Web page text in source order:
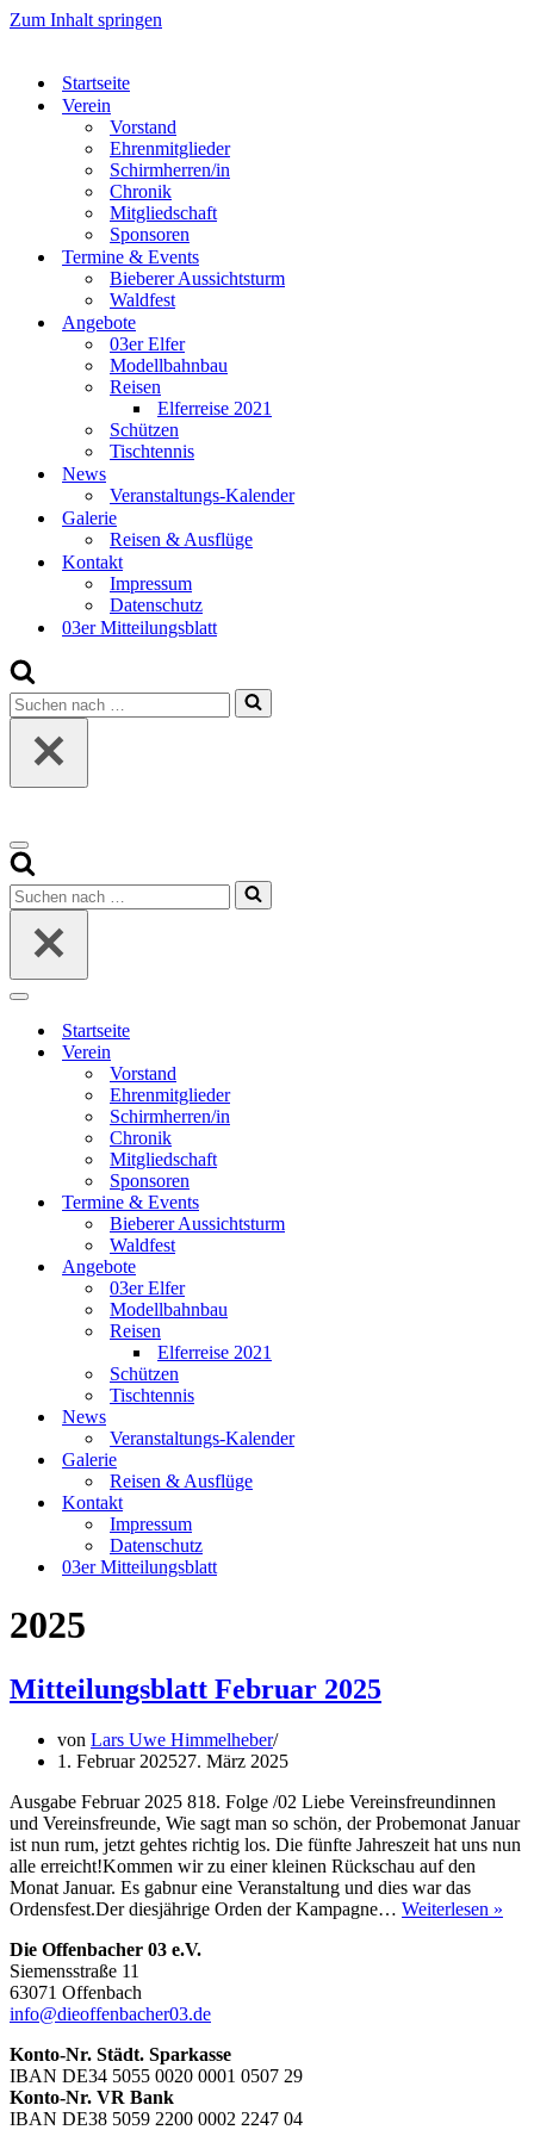
Zum Inhalt springen
Startseite
Verein
Vorstand
Ehrenmitglieder
Schirmherren/in
Chronik
Mitgliedschaft
Sponsoren
Termine & Events
Bieberer Aussichtsturm
Waldfest
Angebote
03er Elfer
Modellbahnbau
Reisen
Elferreise 2021
Schützen
Tischtennis
News
Veranstaltungs-Kalender
Galerie
Reisen & Ausflüge
Kontakt
Impressum
Datenschutz
03er Mitteilungsblatt
Suchen
nach …
Navigationsmenü
Suchen
nach …
Navigationsmenü
Startseite
Verein
Vorstand
Ehrenmitglieder
Schirmherren/in
Chronik
Mitgliedschaft
Sponsoren
Termine & Events
Bieberer Aussichtsturm
Waldfest
Angebote
03er Elfer
Modellbahnbau
Reisen
Elferreise 2021
Schützen
Tischtennis
News
Veranstaltungs-Kalender
Galerie
Reisen & Ausflüge
Kontakt
Impressum
Datenschutz
03er Mitteilungsblatt
2025
Mitteilungsblatt Februar 2025
von Lars Uwe Himmelheber
1. Februar 202527. März 2025
Ausgabe Februar 2025 818. Folge /02 Liebe Vereinsfreundinnen
und Vereinsfreunde, Wie sagt man so schön, der Probemonat Januar
ist nun rum, jetzt gehtes richtig los. Die fünfte Jahreszeit hat uns nun
alle erreicht!Kommen wir zu einer kleinen Rückschau auf den
Monat Januar. Es gabnur eine Veranstaltung und dies war das
Ordensfest.Der diesjährige Orden der Kampagne… Weiterlesen »
Die Offenbacher 03 e.V.
Siemensstraße 11
63071 Offenbach
info@dieoffenbacher03.de
Konto-Nr. Städt. Sparkasse
IBAN DE34 5055 0020 0001 0507 29
Konto-Nr. VR Bank
IBAN DE38 5059 2200 0002 2247 04